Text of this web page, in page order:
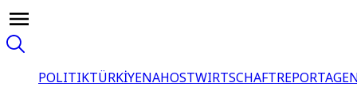
POLITIKTÜRKİYENAHOSTWIRTSCHAFT